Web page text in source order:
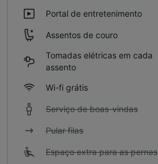
Portal de entretenimento
Assentos de couro
Tomadas elétricas em cada
assento
Wi-fi grátis
Serviço de boas-vindas
Pular filas
Espaço extra para as pernas